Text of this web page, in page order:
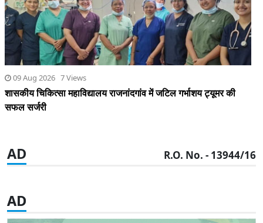
09 Aug 2026 7 Views
शासकीय चिकित्सा महाविद्यालय राजनांदगांव में जटिल गर्भाशय ट्यूमर की
सफल सर्जरी
AD R.O. No. - 13944/16
AD